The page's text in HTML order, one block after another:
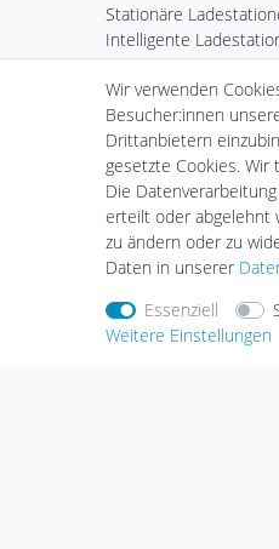
Stationäre
Intelligente
Mobile Ladestationen
Ladekabel
plenti Solar
Zubehör
Installation
Nehmen SieKontakt
Wir verwenden
Besucher:innen
Drittanbietern
gesetzte Cookies.
Die
erteilt oder abgelehnt
zu ändern oder zu
Daten in unserer
Essenziell
Weitere Einstellungen